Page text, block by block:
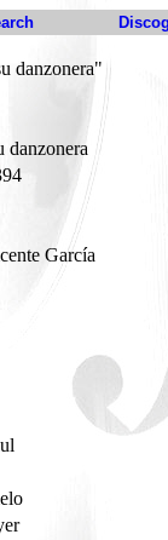
danzonera"
danzonera
García